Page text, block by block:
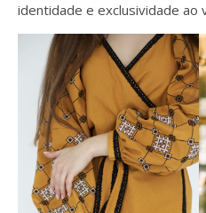
identidade e exclusividade ao